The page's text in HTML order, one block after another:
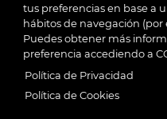
tus preferencias en base a
hábitos de navegación (por
Puedes obtener más
preferencia accediendo a
Política de Privacidad
Política de Cookies
© 2026
Ayuntamiento de